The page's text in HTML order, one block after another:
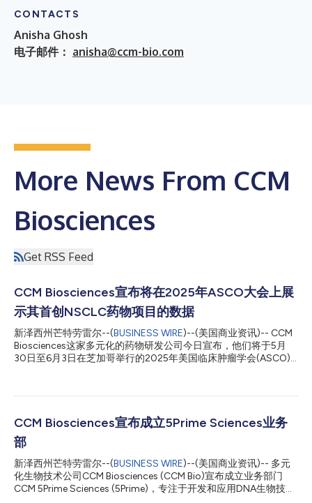
CONTACTS
Anisha Ghosh
电子邮件： anisha@ccm-bio.com
More News From CCM
Biosciences
Get RSS Feed
CCM Biosciences宣布将在2025年ASCO大会上展
示其首创NSCLC药物项目的数据
新泽西州芒特劳雷尔--(BUSINESS WIRE)--(美国商业资讯)-- CCM
Biosciences这家多元化的药物研发公司今日宣布，他们将于5月
30日至6月3日在芝加哥举行的2025年美国临床肿瘤学会(ASCO)
症。表皮生长因子受体(EGFR)激活突变（Del19或L858R）是
NSCLC病例的30%，其市场规模与PD-L1阳性的NSCLC相当，而
后者正是全球销量最高药物Keytruda®的主要适应症。目前，
EGFR阳性的NSCLC标准治疗方案以第3代 抑制剂为主，最具代表
性的是奥希替尼(Tagrisso®)，其年销售额超过60亿美元。大多数
接受酪氨酸激酶抑制剂(TKI)治疗的患者最终都会产生耐药突变，包
括守门突变T790M。作为第3代共价TKI，奥希替尼在应对T790M
突变方面具有疗效，并且在一线治疗中可延缓其发生。然而，使用
CCM Biosciences宣布成立5Prime Sciences业务
部
新泽西州芒特劳雷尔--(BUSINESS WIRE)--(美国商业资讯)-- 多元
化生物技术公司CCM Biosciences (CCM Bio)宣布成立业务部门
CCM 5Prime Sciences (5Prime)，专注于开发和应用DNA生物技术